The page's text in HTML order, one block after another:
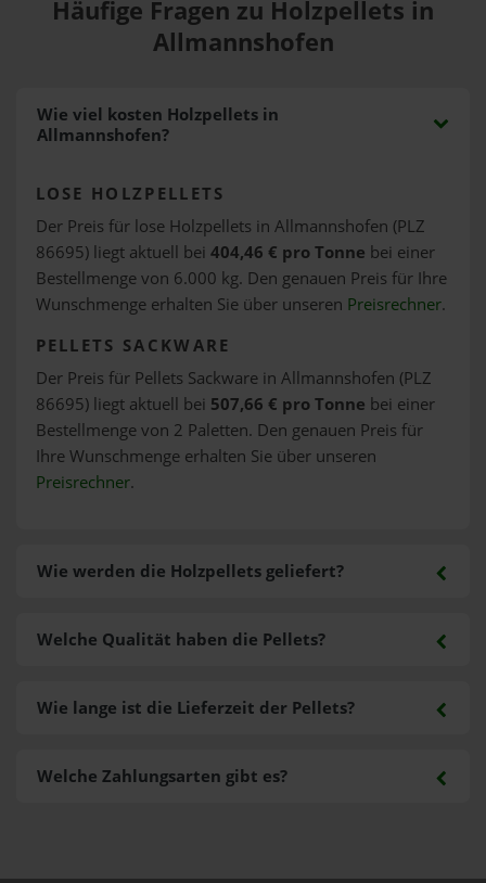
Häufige Fragen zu Holzpellets in
Allmannshofen
Wie viel kosten Holzpellets in
Allmannshofen?
LOSE HOLZPELLETS
Der Preis für lose Holzpellets in Allmannshofen (PLZ
86695) liegt aktuell bei 404,46 € pro Tonne bei einer
Bestellmenge von 6.000 kg. Den genauen Preis für Ihre
Wunschmenge erhalten Sie über unseren Preisrechner.
PELLETS SACKWARE
Der Preis für Pellets Sackware in Allmannshofen (PLZ
86695) liegt aktuell bei 507,66 € pro Tonne bei einer
Bestellmenge von 2 Paletten. Den genauen Preis für
Ihre Wunschmenge erhalten Sie über unseren
Preisrechner.
Wie werden die Holzpellets geliefert?
Welche Zahlungsarten gibt es?
Welche Qualität haben die Pellets?
Wie lange ist die Lieferzeit der Pellets?